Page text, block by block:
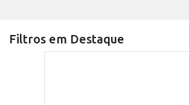
Filtros em Destaque